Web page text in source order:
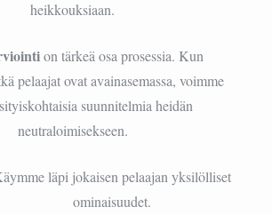
heikkouksiaan.
on tärkeä osa prosessia. Kun
pelaajat ovat avainasemassa, voimme
suunnitelmia heidän
neutraloimisekseen.
läpi jokaisen pelaajan yksilölliset
ominaisuudet.